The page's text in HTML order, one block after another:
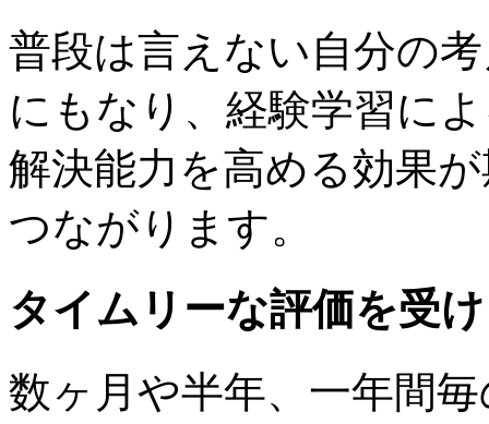
普段は言えない自分の
にもなり、経験学習に
解決能力を高める効果
つながります。
タイムリーな評価を受
数ヶ月や半年、一年間